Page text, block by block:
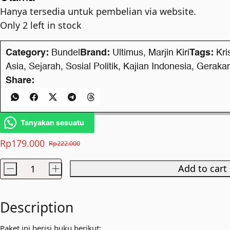
Hanya tersedia untuk pembelian via website.
Rp222.000
Original
price
was:
Rp179.000
Current
price
is:
Only 2 left in stock
Paket
Asia-
Afrika
- + Add to cart
Category: Bundel Brand: Ultimus, Marjin KiriTags:
Asia, Sejarah, Sosial Politik, Kajian Indonesia,
Share:
Tanyakan sesuatu
Description